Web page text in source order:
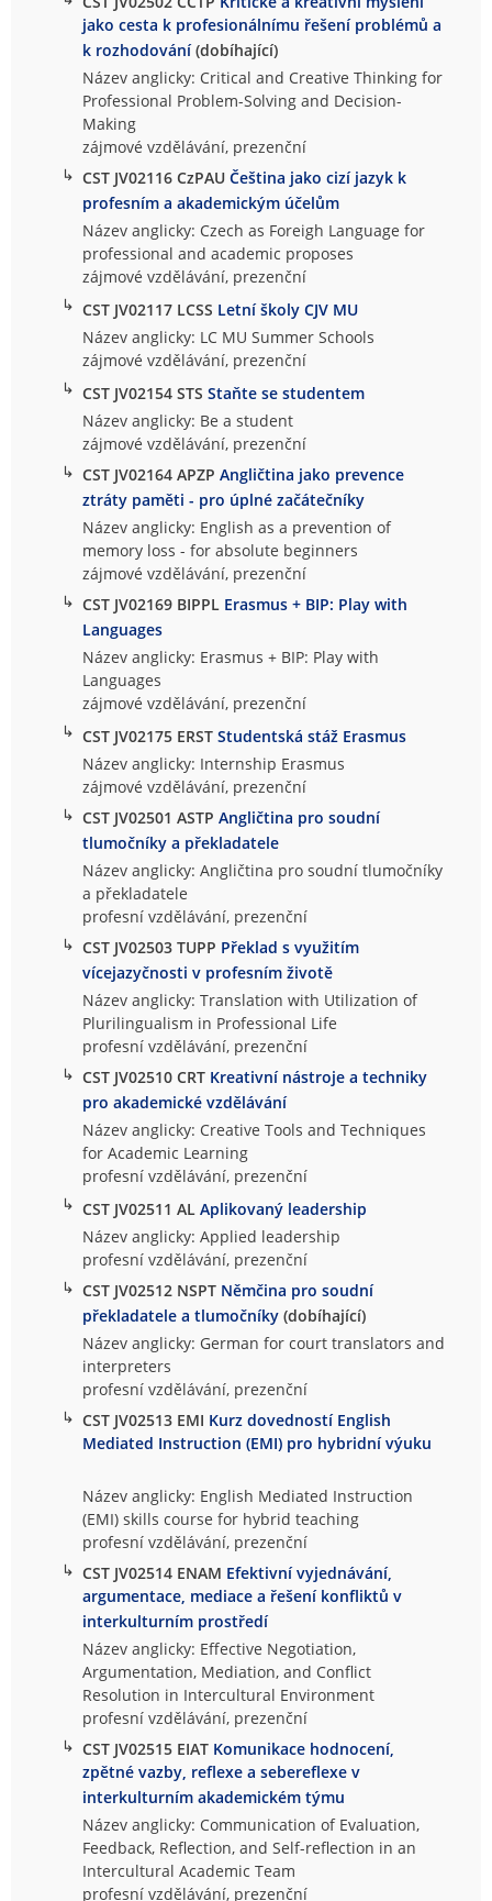
jako cesta k profesionálnímu řešení problémů a
k rozhodování(dobíhající)
Název anglicky: Critical and Creative Thinking for
Professional Problem-Solving and Decision-
Making
zájmové vzdělávání, prezenční
↳ CST JV02116 CzPAUČeština jako cizí jazyk k
profesním a akademickým účelům
Název anglicky: Czech as Foreigh Language for
professional and academic proposes
zájmové vzdělávání, prezenční
↳ CST JV02117 LCSS Letní školy CJV MU
Název anglicky: LC MU Summer Schools
zájmové vzdělávání, prezenční
↳ CST JV02154 STSStaňte se studentem
Název anglicky: Be a student
zájmové vzdělávání, prezenční
↳ CST JV02164 APZPAngličtina jako prevence
ztráty paměti - pro úplné začátečníky
Název anglicky: English as a prevention of
memory loss - for absolute beginners
zájmové vzdělávání, prezenční
↳ CST JV02169 BIPPL Erasmus + BIP: Play with
Languages
Název anglicky: Erasmus + BIP: Play with
Languages
zájmové vzdělávání, prezenční
↳ CST JV02175 ERSTStudentská stáž Erasmus
Název anglicky: Internship Erasmus
zájmové vzdělávání, prezenční
↳ CST JV02501 ASTPAngličtina pro soudní
tlumočníky a překladatele
Název anglicky: Angličtina pro soudní tlumočníky
a překladatele
profesní vzdělávání, prezenční
↳ CST JV02503 TUPP Překlad s využitím
vícejazyčnosti v profesním životě
Název anglicky: Translation with Utilization of
Plurilingualism in Professional Life
profesní vzdělávání, prezenční
↳ CST JV02510 CRT Kreativní nástroje a techniky
pro akademické vzdělávání
Název anglicky: Creative Tools and Techniques
for Academic Learning
profesní vzdělávání, prezenční
↳ CST JV02511 ALAplikovaný leadership
Název anglicky: Applied leadership
profesní vzdělávání, prezenční
↳ CST JV02512 NSPT Němčina pro soudní
překladatele a tlumočníky (dobíhající)
Název anglicky: German for court translators and
interpreters
profesní vzdělávání, prezenční
↳ CST JV02513 EMI Kurz dovedností English
Mediated Instruction (EMI) pro hybridní výuku
Název anglicky: English Mediated Instruction
(EMI) skills course for hybrid teaching
profesní vzdělávání, prezenční
↳ CST JV02514 ENAM Efektivní vyjednávání,
argumentace, mediace a řešení konfliktů v
interkulturním prostředí
Název anglicky: Effective Negotiation,
Argumentation, Mediation, and Conflict
Resolution in Intercultural Environment
profesní vzdělávání, prezenční
↳ CST JV02515 EIAT Komunikace hodnocení,
zpětné vazby, reflexe a sebereflexe v
interkulturním akademickém týmu
Název anglicky: Communication of Evaluation,
Feedback, Reflection, and Self-reflection in an
Intercultural Academic Team
profesní vzdělávání, prezenční